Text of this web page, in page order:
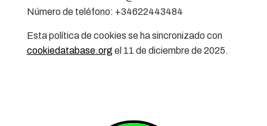
Número de teléfono: +34622443484
Esta política de cookies se ha sincronizado con
cookiedatabase.org el 11 de diciembre de 2025.